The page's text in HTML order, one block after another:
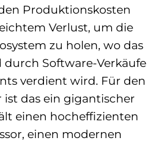
Produktionskosten
Verlust, um die
zu holen, wo das
durch Software-Verkäufe
verdient wird. Für den
ist das ein gigantischer
einen hocheffizienten
einen modernen